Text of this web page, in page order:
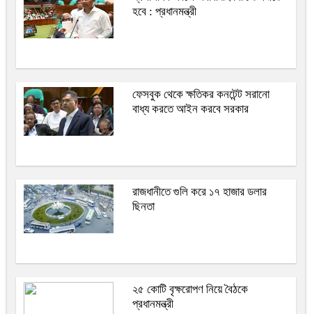
হবে : প্রধানমন্ত্রী
ফেসবুক থেকে ক্ষতিকর কনটেন্ট সরানো
বাধ্য করতে আইন করবে সরকার
রাজধানীতে গুলি করে ১৭ হাজার ডলার
ছিনতা
২৫ কোটি বৃক্ষরোপণ নিয়ে বৈঠকে
প্রধানমন্ত্রী